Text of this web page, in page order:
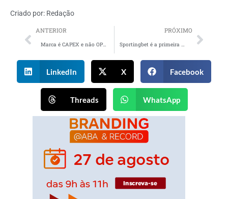
Criado por: Redação
ANTERIOR
Marca é CAPEX e não OPEX!
PRÓXIMO
Sportingbet é a primeira patrocinadora oficial de apostas da NBA no Brasil
LinkedIn X Facebook
Threads WhatsApp